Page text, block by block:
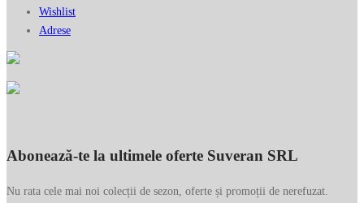
Wishlist
Adrese
Abonează-te la ultimele oferte Suveran SRL
Nu rata cele mai noi colecții de sezon, oferte și promoții de nerefuzat.